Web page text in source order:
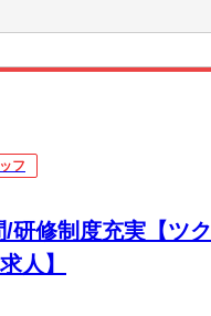
フ
研修制度充実【ツク
人】